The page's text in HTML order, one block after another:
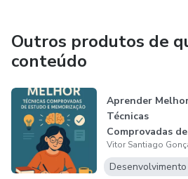
Outros produtos de
conteúdo
Aprender
Técnicas
Comprovadas de
Estudo e
Memorizaçã...